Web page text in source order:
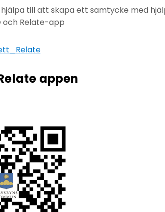
till att skapa ett samtycke med
och Relate-app
appen